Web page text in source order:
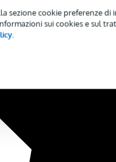
sezione cookie preferenze di
sui cookies e sul
.